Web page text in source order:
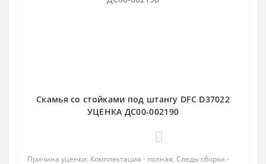
Скамья со стойками под штангу DFC D37022
УЦЕНКА ДС00-002190
Причина уценки: Комплектация - полная. Следы сборки -